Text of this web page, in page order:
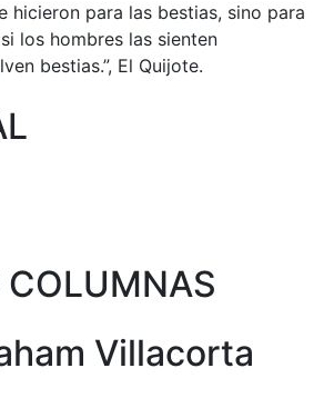
hicieron para las bestias, sino para
los hombres las sienten
bestias.”, El Quijote.
Villacorta